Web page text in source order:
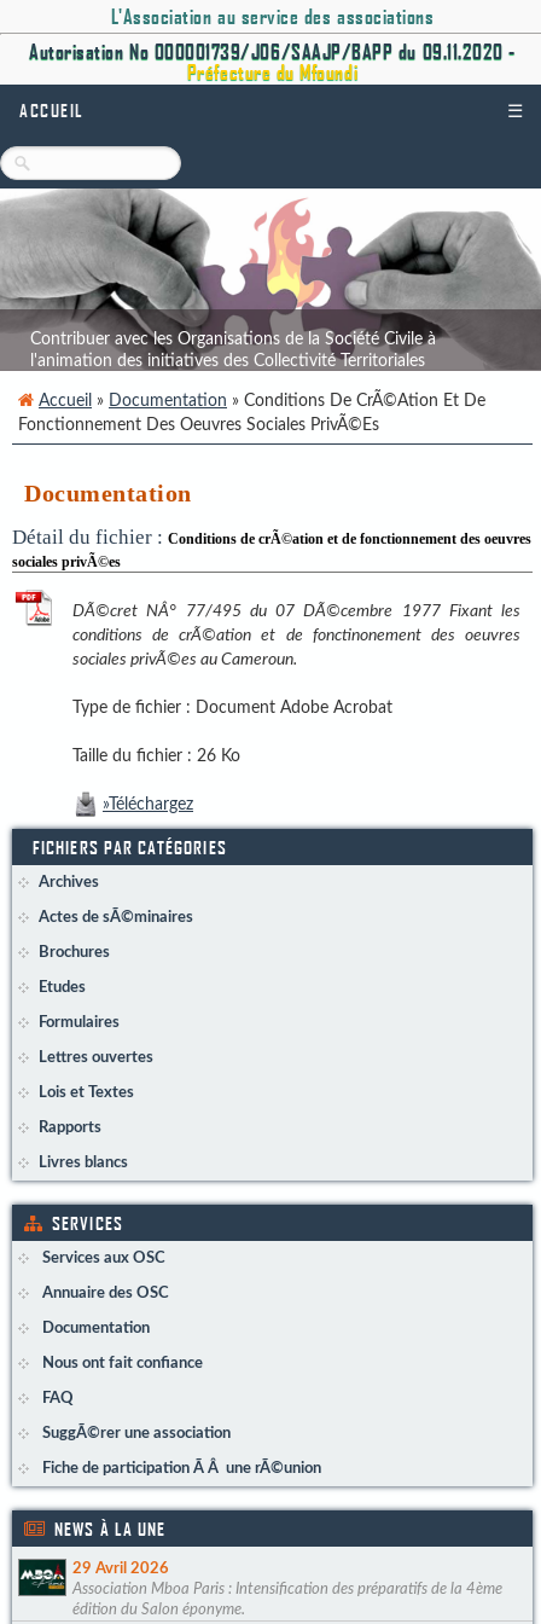
L'Association au service des associations
Autorisation No 000001739/J06/SAAJP/BAPP du 09.11.2020 -
Préfecture du Mfoundi
ACCUEIL ☰
Contribuer avec les Organisations de la Société Civile à
l'animation des initiatives des Collectivité Territoriales
Accueil » Documentation » Conditions De CrÃ©ation Et De
Fonctionnement Des Oeuvres Sociales PrivÃ©es
Documentation
Détail du fichier : Conditions de crÃ©ation et de fonctionnement des oeuvres
sociales privÃ©es
DÃ©cret NÂ° 77/495 du 07 DÃ©cembre 1977 Fixant les
conditions de crÃ©ation et de fonctinonement des oeuvres
sociales privÃ©es au Cameroun.
Type de fichier : Document Adobe Acrobat
Taille du fichier : 26 Ko
»Téléchargez
FICHIERS PAR CATÉGORIES
Archives
Actes de sÃ©minaires
Brochures
Etudes
Formulaires
Lettres ouvertes
Lois et Textes
Rapports
Livres blancs
SERVICES
Services aux OSC
Annuaire des OSC
Documentation
Nous ont fait confiance
FAQ
SuggÃ©rer une association
Fiche de participation Ã Â une rÃ©union
NEWS À LA UNE
29 Avril 2026
Association Mboa Paris : Intensification des préparatifs de la 4ème
édition du Salon éponyme.